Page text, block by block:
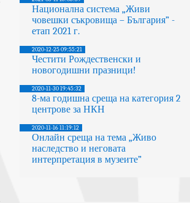
Национална система „Живи
човешки съкровища – България” -
етап 2021 г.
2020-12-25 09:55:21
Честити Рождественски и
новогодишни празници!
2020-11-30 19:45:32
8-ма годишна среща на категория 2
центрове за НКН
2020-11-16 11:19:12
Онлайн среща на тема „Живо
наследство и неговата
интерпретация в музеите”